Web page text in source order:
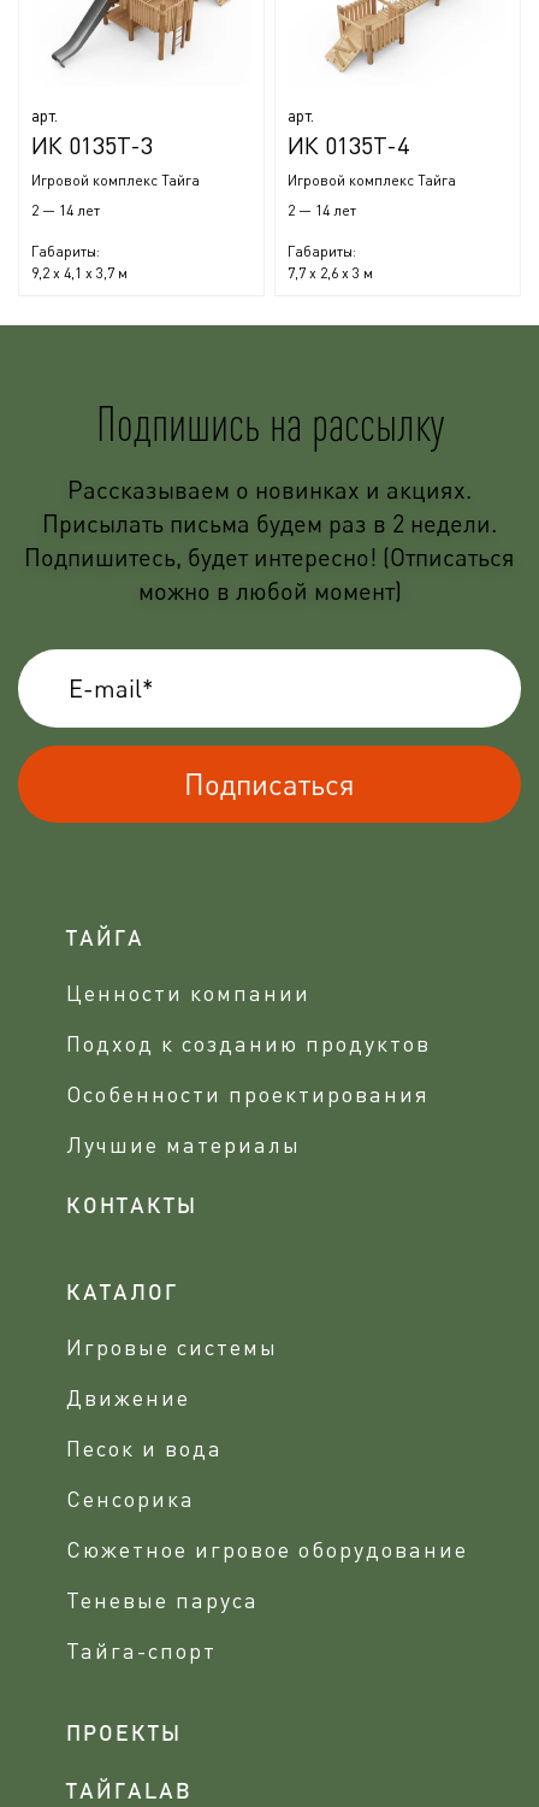
арт.
ИК 0135Т-3
Игровой комплекс Тайга
2 — 14 лет
Габариты:
9,2 x 4,1 x 3,7 м
арт.
ИК 0135Т-4
Игровой комплекс Тайга
2 — 14 лет
Габариты:
7,7 x 2,6 x 3 м
Подпишись на рассылку
Рассказываем о новинках и акциях.
Присылать письма будем раз в 2 недели.
Подпишитесь, будет интересно! (Отписаться
можно в любой момент)
Подписаться
ТАЙГА
Ценности компании
Подход к созданию продуктов
Особенности проектирования
Лучшие материалы
КОНТАКТЫ
КАТАЛОГ
Игровые системы
Движение
Песок и вода
Сенсорика
Сюжетное игровое оборудование
Теневые паруса
Тайга-спорт
ПРОЕКТЫ
ТАЙГАLAB